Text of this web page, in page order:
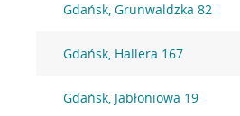
Gdańsk, Grunwaldzka 82
Gdańsk, Hallera 167
Gdańsk, Jabłoniowa 19